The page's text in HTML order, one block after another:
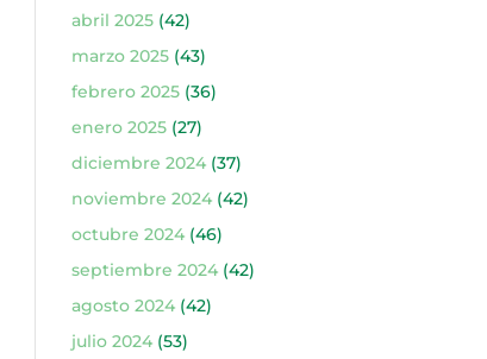
abril 2025(42)
marzo 2025(43)
febrero 2025(36)
enero 2025(27)
diciembre 2024(37)
noviembre 2024(42)
octubre 2024(46)
septiembre 2024(42)
agosto 2024(42)
julio 2024(53)